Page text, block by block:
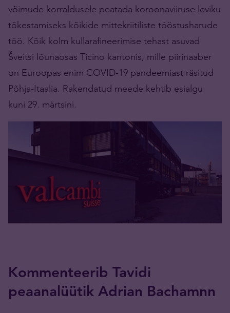
võimude korraldusele peatada koroonaviiruse leviku
tõkestamiseks kõikide mittekriitiliste tööstusharude
töö. Kõik kolm kullarafineerimise tehast asuvad
Šveitsi lõunaosas Ticino kantonis, mille piirinaaber
on Euroopas enim COVID-19 pandeemiast räsitud
Põhja-Itaalia. Rakendatud meede kehtib esialgu
kuni 29. märtsini.
Kommenteerib Tavidi
peaanalüütik Adrian Bachamnn